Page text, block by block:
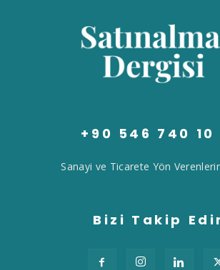
+90 546 740 10
Sanayi ve Ticarete Yön
Bizi Takip